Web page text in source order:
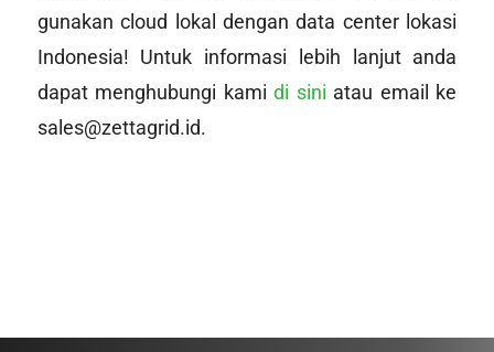
gunakan cloud lokal dengan data center lokasi
Indonesia! Untuk informasi lebih lanjut anda
dapat menghubungi kamidi sini atau email ke
sales@zettagrid.id.